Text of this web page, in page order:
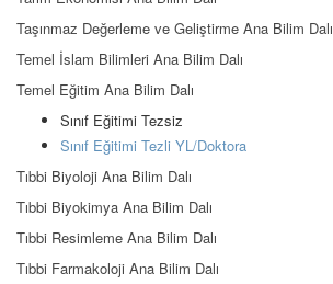
Taşınmaz Değerleme ve Geliştirme Ana Bilim Dalı
Temel İslam Bilimleri Ana Bilim Dalı
Temel Eğitim Ana Bilim Dalı
Sınıf Eğitimi Tezsiz
Sınıf Eğitimi Tezli YL/Doktora
Tıbbi Biyoloji Ana Bilim Dalı
Tıbbi Biyokimya Ana Bilim Dalı
Tıbbi Resimleme Ana Bilim Dalı
Tıbbi Farmakoloji Ana Bilim Dalı